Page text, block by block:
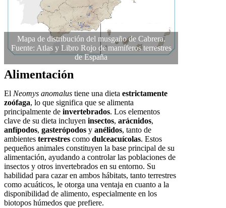
Mapa de distribución del musgaño de Cabrera.
Fuente: Atlas y Libro Rojo de mamíferos terrestres
de España
Alimentación
El Neomys anomalus tiene una dieta estrictamente
zoófaga, lo que significa que se alimenta
principalmente de invertebrados. Los elementos
clave de su dieta incluyen insectos, arácnidos,
anfípodos, gasterópodos y anélidos, tanto de
ambientes terrestres como dulceacuícolas. Estos
pequeños animales constituyen la base principal de su
alimentación, ayudando a controlar las poblaciones de
insectos y otros invertebrados en su entorno. Su
habilidad para cazar en ambos hábitats, tanto terrestres
como acuáticos, le otorga una ventaja en cuanto a la
disponibilidad de alimento, especialmente en los
biotopos húmedos que prefiere.